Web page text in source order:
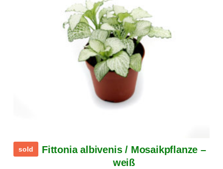
sold
Fittonia albivenis / Mosaikpflanze –
weiß